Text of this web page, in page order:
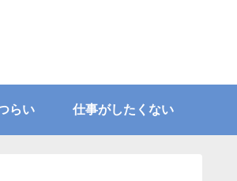
らい 仕事がしたくない